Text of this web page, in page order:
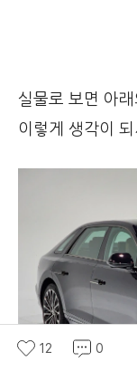
실물로 보면 아
이렇게 생각이
12 0